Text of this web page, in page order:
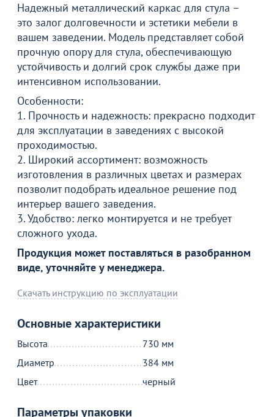
Надежный металлический каркас для стула –
это залог долговечности и эстетики мебели в
вашем заведении. Модель представляет собой
прочную опору для стула, обеспечивающую
устойчивость и долгий срок службы даже при
интенсивном использовании.
Особенности:
1. Прочность и надежность: прекрасно подходит
для эксплуатации в заведениях с высокой
проходимостью.
2. Широкий ассортимент: возможность
изготовления в различных цветах и размерах
позволит подобрать идеальное решение под
интерьер вашего заведения.
3. Удобство: легко монтируется и не требует
сложного ухода.
Продукция может поставляться в разобранном
виде, уточняйте у менеджера.
Скачать инструкцию по эксплуатации
Основные характеристики
Высота
730 мм
Диаметр
384 мм
Цвет
черный
Параметры упаковки
Товар в корзине
Каркас стула Kora
15 990 ₽
В корзине
Продолжить покупки
С этим товаром покупают